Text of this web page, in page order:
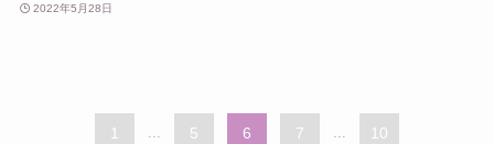
2022年5月28日
1 ... 5 6 7 ... 10